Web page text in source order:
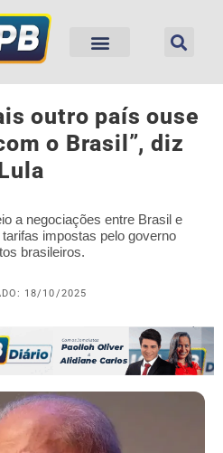
outro país ouse
o Brasil”, diz
a negociações entre Brasil e
impostas pelo governo
brasileiros.
18/10/2025